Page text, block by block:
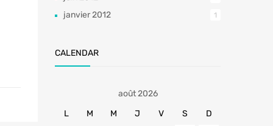
janvier 2012 1
CALENDAR
août 2026
L
M M J V S D